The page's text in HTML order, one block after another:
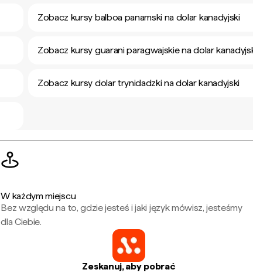
Zobacz kursy balboa panamski na dolar kanadyjski
Zobacz kursy guarani paragwajskie na dolar
Zobacz kursy dolar trynidadzki na dolar kanadyjski
W każdym miejscu
Bez względu na to, gdzie jesteś i jaki język mówisz, jesteśmy
dla Ciebie.
Zeskanuj, aby pobrać